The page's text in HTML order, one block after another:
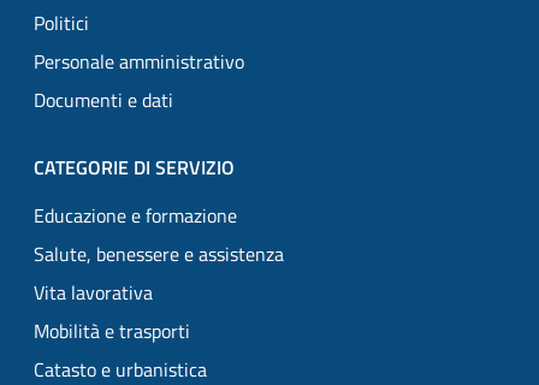
Politici
Personale amministrativo
Documenti e dati
CATEGORIE DI SERVIZIO
Educazione e formazione
Salute, benessere e assistenza
Vita lavorativa
Mobilità e trasporti
Catasto e urbanistica